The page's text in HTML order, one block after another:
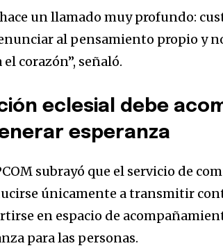
un llamado muy profundo:
al pensamiento propio y
corazón”, señaló.
eclesial debe
esperanza
subrayó que el servicio de
únicamente a transmitir
en espacio de
para las personas.